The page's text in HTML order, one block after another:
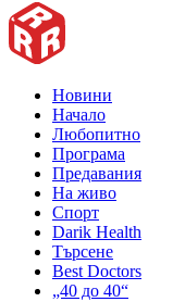
Новини
Начало
Любопитно
Програма
Предавания
На живо
Спорт
Darik Health
Търсене
Best Doctors
„40 до 40“